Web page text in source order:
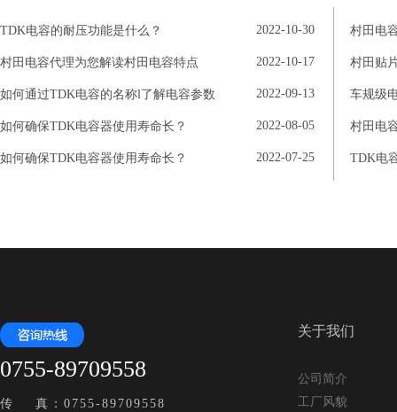
TDK电容的耐压功能是什么？ 2022-10-30 村田电
村田电容代理为您解读村田电容特点 2022-10-17 村田贴
如何通过TDK电容的名称l了解电容参数 2022-09-13 车规级
如何确保TDK电容器使用寿命长？ 2022-08-05 村田电
如何确保TDK电容器使用寿命长？ 2022-07-25 TDK电
0755-89709558
传 真：0755-89709558
关于我们
公司简介
工厂风貌